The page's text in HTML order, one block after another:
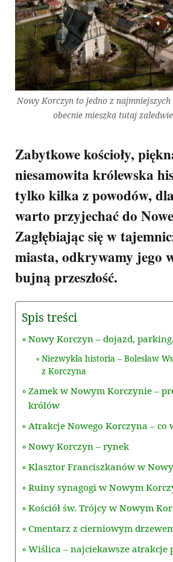
Nowy Korczyn to jedno z najmniejszych
obecnie mieszka tutaj
Zabytkowe kościoły,
niesamowita królewska
tylko kilka z powodów,
warto przyjechać do
Zagłębiając się w
miasta, odkrywamy jego
bujną przeszłość.
Spis treści
Nowy Korczyn – dojazd,
Niezwykła historia – Bolesław
z Korczyna
Zamek w Nowym Korczynie –
królów
Atrakcje Nowego Korczyna – co
Nowy Korczyn – rynek
Klasztor Franciszkanów w
Ruiny synagogi w Nowym
Kościół św. Trójcy w Nowym
Cmentarz z cierniowym
Wiślica – najciekawsze atrakcje